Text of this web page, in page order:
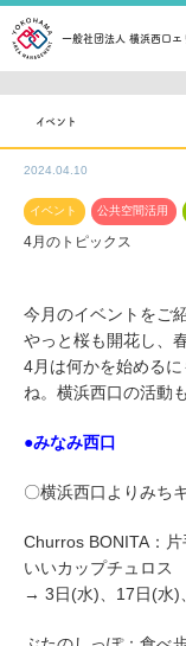
一般社団法人 横浜西口エ
イベント
2024.04.10
イベント 公共空間活用
4月のトピックス
今月のイベントをご
やっと桜も開花し、
4月は何かを始める
ね。横浜西口の活動
●みなみ西口
〇横浜西口よりみち
Churros BONITA：
いいカップチュロ ス
→ 3日(水)、17日(水)